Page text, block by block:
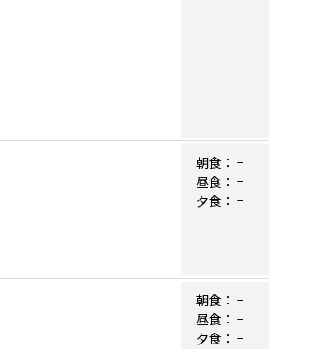
朝食： −
昼食： −
夕食： −
朝食： −
昼食： −
夕食： −